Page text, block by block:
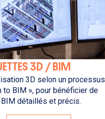
3D / BIM
3D selon un processus
to BIM », pour bénéficier de
détaillés et précis.